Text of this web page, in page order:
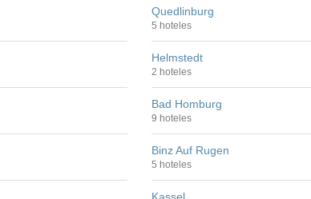
Quedlinburg
5 hoteles
Helmstedt
2 hoteles
Bad Homburg
9 hoteles
Binz Auf Rugen
5 hoteles